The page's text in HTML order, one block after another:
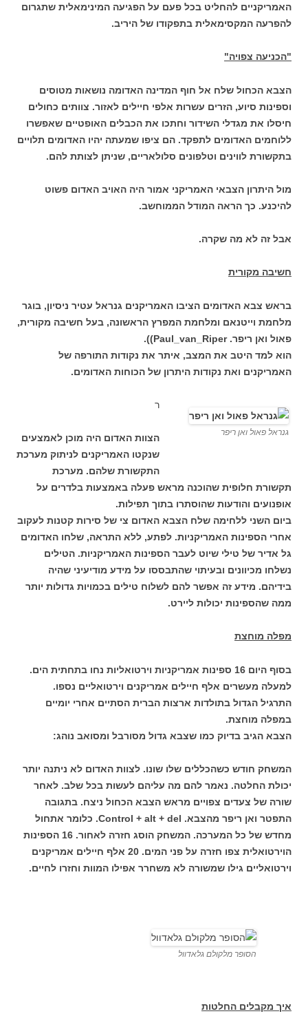
האמריקניים להחליט בכל פעם על הפגיעה המינימאלית שתגרום
להפרעה המקסימאלית בתפקודו של היריב.
"הכניעה צפויה"
הצבא הכחול שלח אל חוף המדינה האדומה נושאות מטוסים
וספינות סיוע, הזרים עשרות אלפי חיילים לאזור. צוותים כחולים
חיסלו את מגדלי השידור וחתכו את הכבלים האופטיים שאפשרו
ללוחמים האדומים לתפקד. הם ציפו שמעתה יהיו האדומים תלויים
בתקשורת לווינים וטלפונים סלולאריים, שניתן לצותת להם.
מול היתרון הצבאי האמריקני אמור היה האויב האדום פשוט
להיכנע. כך הראה המודל הממוחשב.
אבל זה לא מה שקרה.
חשיבה מקורית
בראש צבא האדומים הציבו האמריקנים גנראל עטיר ניסיון, בוגר
מלחמת וייטנאם ומלחמת המפרץ הראשונה, בעל חשיבה מקורית,
פאול ואן ריפר. Paul_van_Riper)).
הוא למד היטב את המצב, איתר את נקודות התורפה של
האמריקנים ואת נקודות היתרון של הכוחות האדומים.
גנראל פאול ואן ריפר
ר
הצוות האדום היה מוכן לאמצעים
שנקטו האמריקנים לניתוק מערכת
התקשורת שלהם. מערכת
תקשורת חלופית שהוכנה מראש פעלה באמצעות בלדרים על
אופנועים והודעות שהוסתרו בתוך תפילות.
ביום השני ללחימה שלח הצבא האדום צי של סירות קטנות לעקוב
אחרי הספינות האמריקניות. לפתע, ללא התראה, שלחו האדומים
גל אדיר של טילי שיוט לעבר הספינות האמריקניות. הטילים
נשלחו מכיוונים ובעיתוי שהתבססו על מידע מודיעיני שהיה
בידיהם. מידע זה אפשר להם לשלוח טילים בכמויות גדולות יותר
ממה שהספינות יכולות ליירט.
מפלה מוחצת
בסוף היום 16 ספינות אמריקניות וירטואליות נחו בתחתית הים.
למעלה מעשרים אלף חיילים אמריקנים וירטואליים נספו.
התרגיל הגדול בתולדות ארצות הברית הסתיים אחרי יומיים
במפלה מוחצת.
הצבא הגיב בדיוק כמו שצבא גדול מסורבל ומסואב נוהג:
המשחק חודש כשהכללים שלו שונו. לצוות האדום לא ניתנה יותר
יכולת החלטה. נאמר להם מה עליהם לעשות בכל שלב. לאחר
שורה של צעדים צפויים מראש הצבא הכחול ניצח. בתגובה
התפטר ואן ריפר מהצבא.
Control + alt + del. כלומר אתחול
מחדש של כל המערכה. המשחק הוסג חזרה לאחור. 16 הספינות
הוירטואלית צפו חזרה על פני המים. 20 אלף חיילים אמריקנים
וירטואליים גילו שמשורה לא משחרר אפילו המוות וחזרו לחיים.
הסופר מלקולם גלאדוול
איך מקבלים החלטות